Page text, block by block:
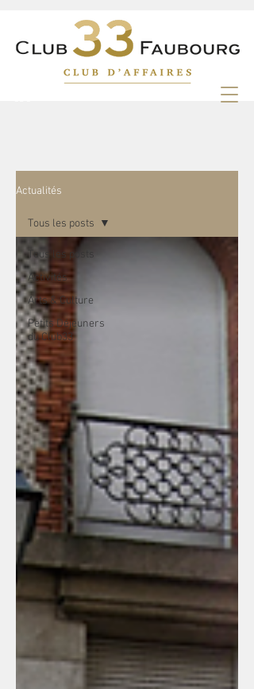
Actualités
Tous les posts
Activités
Arts & Culture
Petits Déjeuners
du Club33
Tous les posts